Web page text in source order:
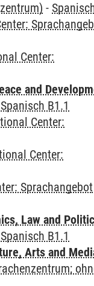
-
Center:
and
Spanisch B1.1
Center:
Center:
Sprachangebot
Law and
Spanisch B1.1
Arts and